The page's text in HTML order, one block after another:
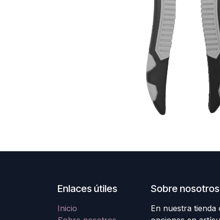
Enlaces útiles
Inicio
Sobre nosotros
En nuestra tienda